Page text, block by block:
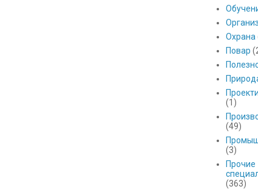
Охрана
Повар
(1)
(49)
(3)
Прочие
(363)